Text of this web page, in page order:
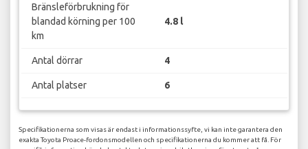
Bränsleförbrukning för
blandad körning per 100
km
4.8 l
Antal dörrar 4
Antal platser 6
Specifikationerna som visas är endast i informationssyfte, vi kan inte garantera den
exakta Toyota Proace-fordonsmodellen och specifikationerna du kommer att få. För